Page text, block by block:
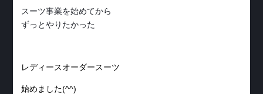
スーツ事業を始めてから
ずっとやりたかった
レディースオーダースーツ
始めました(^^)